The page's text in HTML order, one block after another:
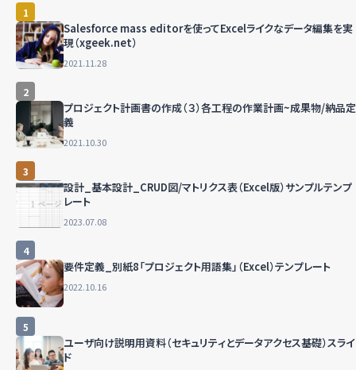
1
Salesforce mass editorを使ってExcelライクなデータ編集を実
現（xgeek.net）
2021.11.28
2
プロジェクト計画書の作成（３）各工程の作業計画~成果物/納品定
義
2021.10.30
3
設計_基本設計_CRUD図/マトリクス表（Excel版）サンプルテンプ
レート
2023.07.08
4
要件定義_別紙8「プロジェクト用語集」（Excel）テンプレート
2022.10.16
5
ユーザ向け説明用資料（セキュリティとデータアクセス基礎）スライ
ド